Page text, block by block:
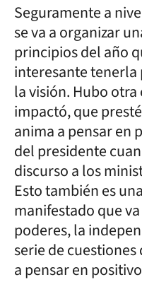
Seguramente a
se va a organizar
principios del año
interesante tenerla
la visión. Hubo
impactó, que
anima a pensar en
del presidente
discurso a los
Esto también es
manifestado que
poderes, la
serie de
a pensar en